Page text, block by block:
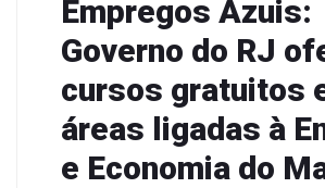
Empregos Azuis:
Governo do RJ
cursos gratuitos
áreas ligadas à
e Economia do